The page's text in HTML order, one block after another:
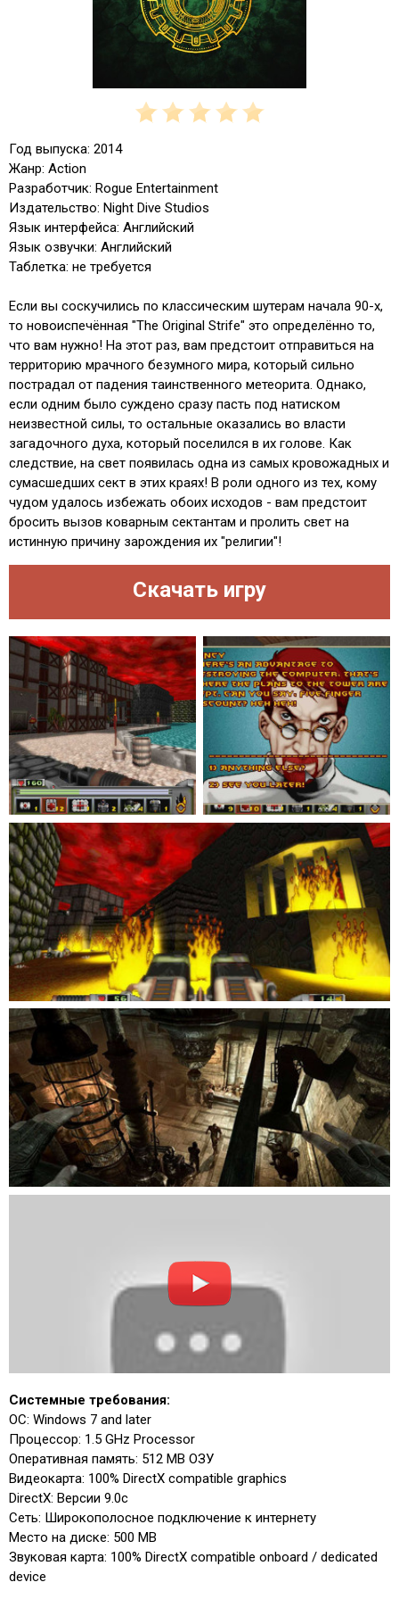
Год выпуска: 2014
Жанр: Action
Разработчик: Rogue Entertainment
Издательство: Night Dive Studios
Язык интерфейса: Английский
Язык озвучки: Английский
Таблетка: не требуется
Если вы соскучились по классическим шутерам начала 90-х,
то новоиспечённая "The Original Strife" это определённо то,
что вам нужно! На этот раз, вам предстоит отправиться на
территорию мрачного безумного мира, который сильно
пострадал от падения таинственного метеорита. Однако,
если одним было суждено сразу пасть под натиском
неизвестной силы, то остальные оказались во власти
загадочного духа, который поселился в их голове. Как
следствие, на свет появилась одна из самых кровожадных и
сумасшедших сект в этих краях! В роли одного из тех, кому
чудом удалось избежать обоих исходов - вам предстоит
бросить вызов коварным сектантам и пролить свет на
истинную причину зарождения их "религии"!
Скачать игру
Системные требования:
ОС: Windows 7 and later
Процессор: 1.5 GHz Processor
Оперативная память: 512 MB ОЗУ
Видеокарта: 100% DirectX compatible graphics
DirectX: Версии 9.0c
Сеть: Широкополосное подключение к интернету
Место на диске: 500 MB
Звуковая карта: 100% DirectX compatible onboard / dedicated
device